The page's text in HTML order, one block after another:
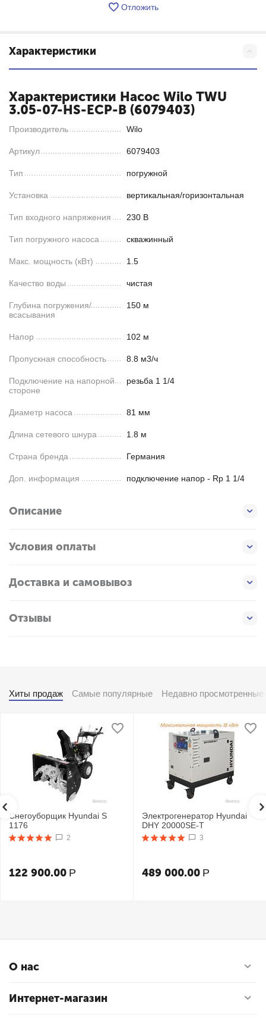
Отложить
Характеристики
Характеристики Насос Wilo TWU
3.05-07-HS-ECP-B (6079403)
Производитель Wilo
Артикул 6079403
Тип погружной
Установка вертикальная/горизонтальная
Тип входного напряжения 230 В
Тип погружного насоса скважинный
Макс. мощность (кВт) 1.5
Качество воды чистая
Глубина погружения/
всасывания
150 м
Напор 102 м
Пропускная способность 8.8 м3/ч
Подключение на напорной
стороне
резьба 1 1/4
Диаметр насоса 81 мм
Длина сетевого шнура 1.8 м
Страна бренда Германия
Доп. информация подключение напор - Rp 1 1/4
Описание
Условия оплаты
Доставка и самовывоз
Отзывы
Хиты продаж Самые популярные Недавно просмотренные
Снегоуборщик Hyundai S
1176
2
122 900.00 Р
Электрогенератор Hyundai
DHY 20000SE-T
3
489 000.00 Р
О нас
Интернет-магазин